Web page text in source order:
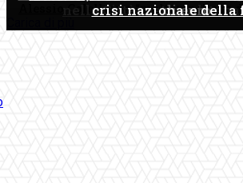
nella Città
di euro
crisi nazionale della
Alessio Colella: un “maltempo” che